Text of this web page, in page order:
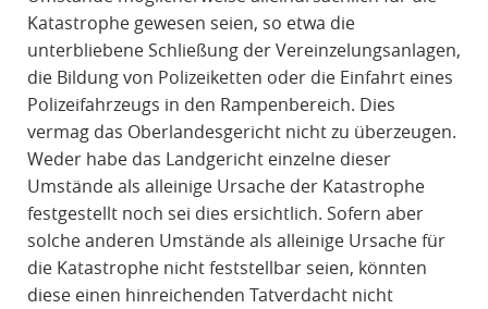
Katastrophe gewesen seien, so etwa die
unterbliebene Schließung der Vereinzelungsanlagen,
die Bildung von Polizeiketten oder die Einfahrt eines
Polizeifahrzeugs in den Rampenbereich. Dies
vermag das Oberlandesgericht nicht zu überzeugen.
Weder habe das Landgericht einzelne dieser
Umstände als alleinige Ursache der Katastrophe
festgestellt noch sei dies ersichtlich. Sofern aber
solche anderen Umstände als alleinige Ursache für
die Katastrophe nicht feststellbar seien, könnten
diese einen hinreichenden Tatverdacht nicht